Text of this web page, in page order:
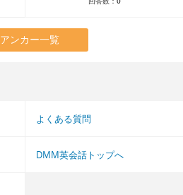
アンカー一覧
よくある質問
DMM英会話トップへ